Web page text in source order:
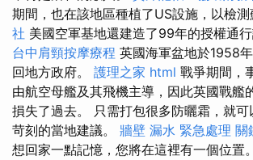
期間，也在該地區種植了US設施，以檢測
社 美國空軍基地還建造了99年的授權通行
台中肩頸按摩療程 英國海軍盆地於1958
回地方政府。 護理之家 html 戰爭期間，
由航空母艦及其飛機主導，因此英國戰艦
損失了過去。 只需打包很多防曬霜，就
苛刻的當地建議。 牆壁 漏水 緊急處理 關
想回家一點記憶，您將在這裡有一個位置。